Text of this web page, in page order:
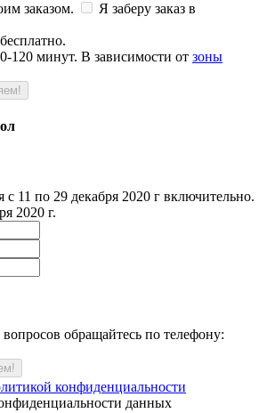
заказом.
Я заберу заказ в
120 минут. В зависимости от зоны
11 по 29 декабря 2020 г включительно.
2020 г.
обращайтесь по телефону:
конфиденциальности
данных